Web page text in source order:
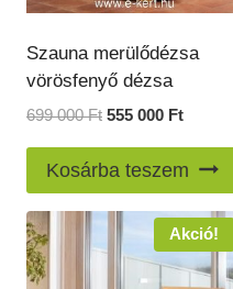
Szauna merülődézsa
vörösfenyő dézsa
699 000Ft Original
was:
699
000 Ft.
555 000 FtCurrent
is:
555
000 Ft.
Kosárba teszem
Akció!